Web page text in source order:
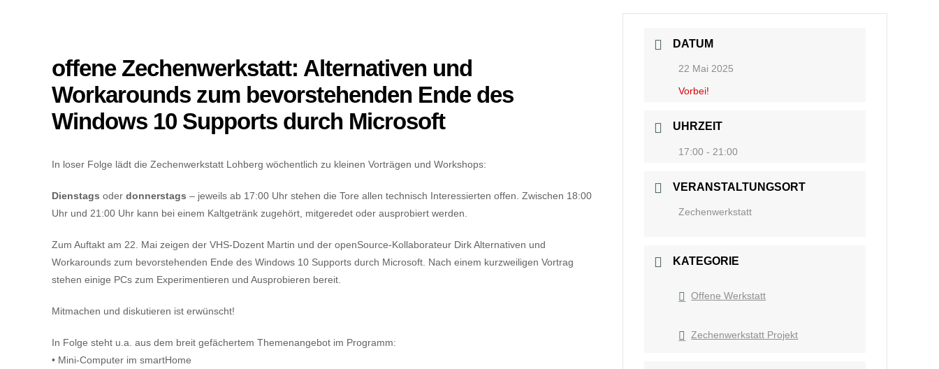
offene Zechenwerkstatt: Alternativen und
Workarounds zum bevorstehenden Ende des
Windows 10 Supports durch Microsoft
In loser Folge lädt die Zechenwerkstatt Lohberg wöchentlich zu kleinen Vorträgen und Workshops:
Dienstags oder donnerstags – jeweils ab 17:00 Uhr stehen die Tore allen technisch Interessierten offen. Zwischen 18:00
Uhr und 21:00 Uhr kann bei einem Kaltgetränk zugehört, mitgeredet oder ausprobiert werden.
Zum Auftakt am 22. Mai zeigen der VHS-Dozent Martin und der openSource-Kollaborateur Dirk Alternativen und
Workarounds zum bevorstehenden Ende des Windows 10 Supports durch Microsoft. Nach einem kurzweiligen Vortrag
stehen einige PCs zum Experimentieren und Ausprobieren bereit.
Mitmachen und diskutieren ist erwünscht!
In Folge steht u.a. aus dem breit gefächertem Themenangebot im Programm:
• Mini-Computer im smartHome
DATUM
22 Mai 2025
Vorbei!
UHRZEIT
17:00 - 21:00
VERANSTALTUNGSORT
Zechenwerkstatt
KATEGORIE
Offene Werkstatt
Zechenwerkstatt Projekt